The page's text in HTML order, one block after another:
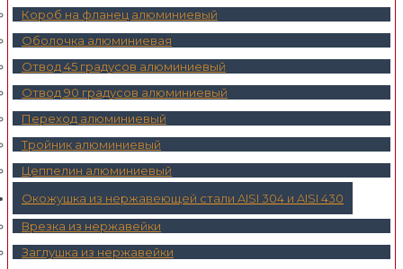
Короб на фланец алюминиевый
Оболочка алюминиевая
Отвод 45 градусов алюминиевый
Отвод 90 градусов алюминиевый
Переход алюминиевый
Тройник алюминиевый
Цеппелин алюминиевый
Окожушка из нержавеющей стали AISI 304 и AISI 430
Врезка из нержавейки
Заглушка из нержавейки